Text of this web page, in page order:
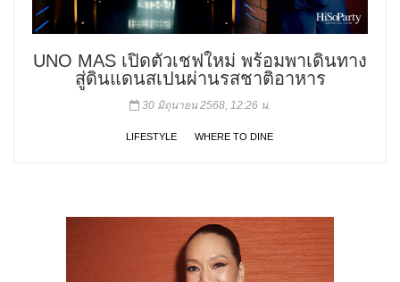
UNO MAS เปิดตัวเชฟใหม่ พร้อมพาเดินทาง
สู่ดินแดนสเปนผ่านรสชาติอาหาร
30 มิถุนายน 2568, 12:26 น.
LIFESTYLE WHERE TO DINE